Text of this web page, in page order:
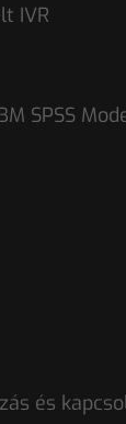
IVR
SPSS
és